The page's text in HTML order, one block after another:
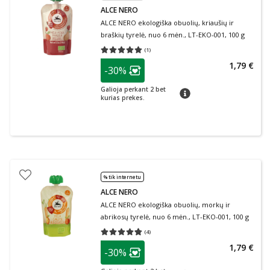
ALCE NERO
ALCE NERO ekologiška obuolių, kriaušių ir
braškių tyrelė, nuo 6 mėn., LT-EKO-001, 100 g
(1)
Vidutinis įvertinimas 5.00
patarimas
Lojalumo klubo narių nuolaida
-30%
Galioja perkant 2 bet
kurias prekes.
patarimas
1,79 €
% tik internetu
ALCE NERO
ALCE NERO ekologiška obuolių, morkų ir
abrikosų tyrelė, nuo 6 mėn., LT-EKO-001, 100 g
(4)
Vidutinis įvertinimas 4.75
patarimas
Lojalumo klubo narių nuolaida
-30% 1,79 €